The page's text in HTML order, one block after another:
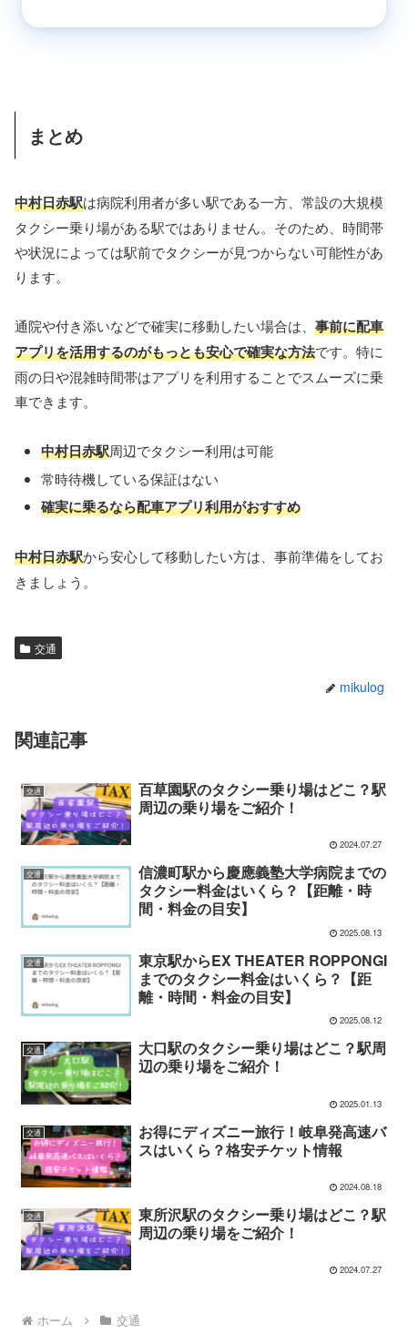
まとめ
中村日赤駅は病院利用者が多い駅である一方、常設の大規模
タクシー乗り場がある駅ではありません。そのため、時間帯
や状況によっては駅前でタクシーが見つからない可能性があ
ります。
通院や付き添いなどで確実に移動したい場合は、 事前に配車
アプリを活用するのがもっとも安心で確実な方法です。特に
雨の日や混雑時間帯はアプリを利用することでスムーズに乗
車できます。
中村日赤駅周辺でタクシー利用は可能
常時待機している保証はない
確実に乗るなら配車アプリ利用がおすすめ
中村日赤駅から安心して移動したい方は、事前準備をしてお
きましょう。
交通
mikulog
関連記事
交通
百草園駅のタクシー乗り場はどこ？駅
周辺の乗り場をご紹介！
2024.07.27
交通
信濃町駅から慶應義塾大学病院までの
タクシー料金はいくら？【距離・時
間・料金の目安】
2025.08.13
交通
東京駅からEX THEATER ROPPONGI
までのタクシー料金はいくら？【距
離・時間・料金の目安】
2025.08.12
交通
大口駅のタクシー乗り場はどこ？駅周
辺の乗り場をご紹介！
2025.01.13
交通
お得にディズニー旅行！岐阜発高速バ
スはいくら？格安チケット情報
2024.08.18
交通
東所沢駅のタクシー乗り場はどこ？駅
周辺の乗り場をご紹介！
2024.07.27
ホーム 交通